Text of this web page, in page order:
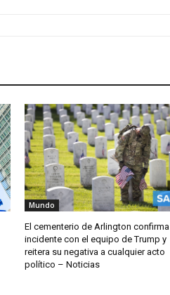
Mundo
El cementerio de Arlington confirma
incidente con el equipo de Trump y
reitera su negativa a cualquier acto
político – Noticias